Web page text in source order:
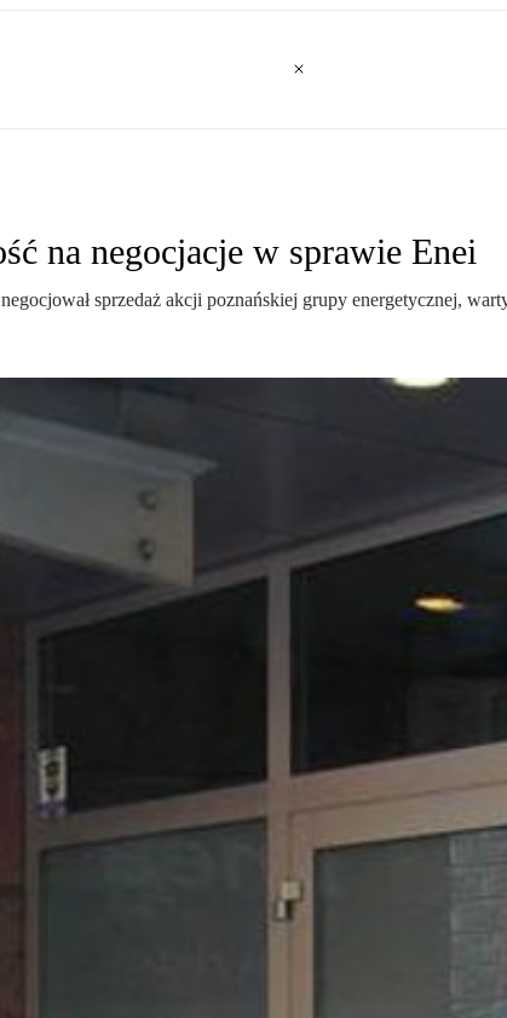
na negocjacje w sprawie Enei
sprzedaż akcji poznańskiej grupy energetycznej,